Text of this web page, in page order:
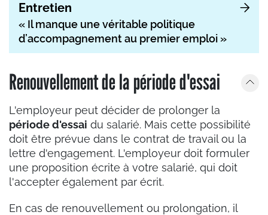
Entretien
« Il manque une véritable politique
d’accompagnement au premier emploi »
Renouvellement de la période d'essai
L'employeur peut décider de prolonger la
période d'essai du salarié. Mais cette possibilité
doit être prévue dans le contrat de travail ou la
lettre d'engagement. L'employeur doit formuler
une proposition écrite à votre salarié, qui doit
l'accepter également par écrit.
En cas de renouvellement ou prolongation, il